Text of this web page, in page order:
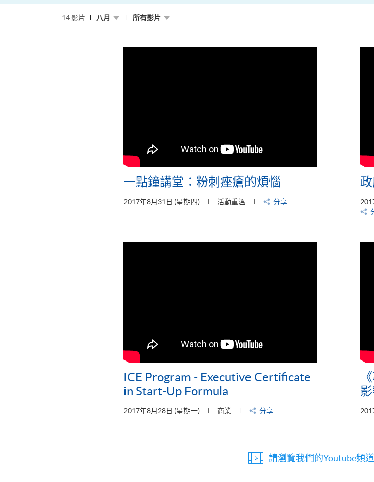
14 影片 八月 所有影片
一點鐘講堂：粉刺痤瘡的煩惱
2017年8月31日 (星期四) 活動重溫 分享
ICE Program - Executive Certificate
in Start-Up Formula
2017年8月28日 (星期一) 商業 分享
請瀏覽我們的Youtube頻